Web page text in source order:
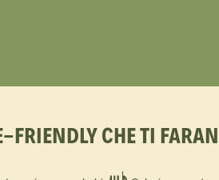
FRIENDLY CHE TI